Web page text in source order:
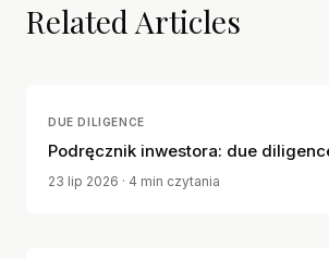
Related Articles
DUE DILIGENCE
Podręcznik inwestora: due
23 lip 2026 · 4 min czytania